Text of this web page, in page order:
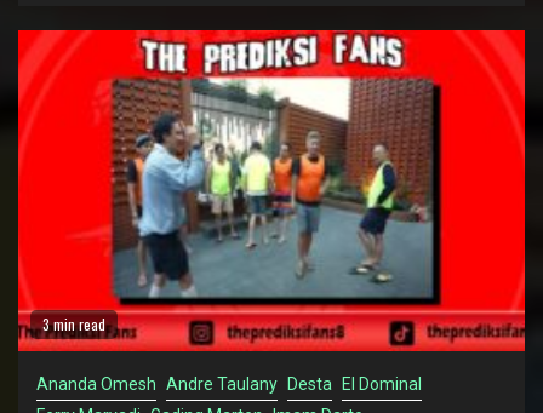
3 min read
Ananda Omesh Andre Taulany Desta El Dominal